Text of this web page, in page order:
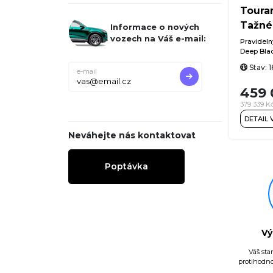
Informace o nových
vozech na Váš e-mail:
e-mail
Neváhejte nás kontaktovat
Poptávka
Tažné
Deep
Discover
tažné
Care
Assist
Stav:
459
379 339
DETAIL
Váš